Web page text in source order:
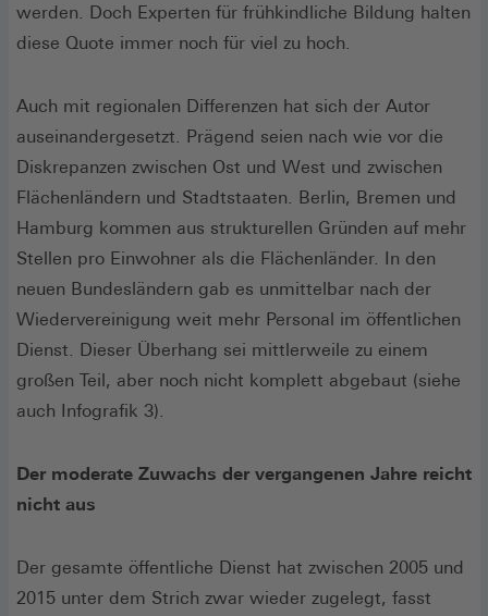
werden. Doch Experten für frühkindliche Bildung halten
diese Quote immer noch für viel zu hoch.
Auch mit regionalen Differenzen hat sich der Autor
auseinandergesetzt. Prägend seien nach wie vor die
Diskrepanzen zwischen Ost und West und zwischen
Flächenländern und Stadtstaaten. Berlin, Bremen und
Hamburg kommen aus strukturellen Gründen auf mehr
Stellen pro Einwohner als die Flächenländer. In den
neuen Bundesländern gab es unmittelbar nach der
Wiedervereinigung weit mehr Personal im öffentlichen
Dienst. Dieser Überhang sei mittlerweile zu einem
großen Teil, aber noch nicht komplett abgebaut (siehe
auch Infografik 3).
Der moderate Zuwachs der vergangenen Jahre reicht
nicht aus
Der gesamte öffentliche Dienst hat zwischen 2005 und
2015 unter dem Strich zwar wieder zugelegt, fasst